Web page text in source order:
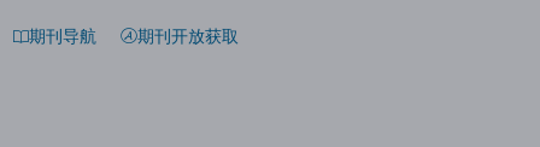
期刊导航 期刊开放获取